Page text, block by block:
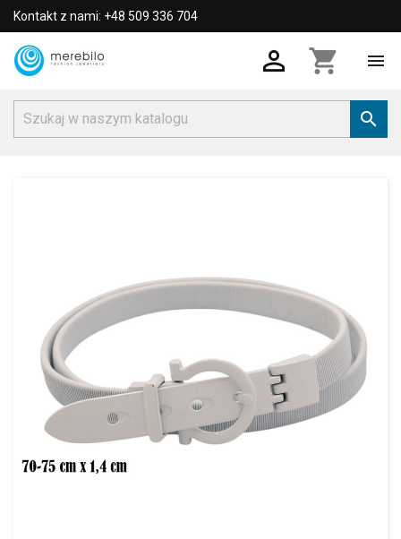
Kontakt z nami: +48 509 336 704
 shopping_cart 
